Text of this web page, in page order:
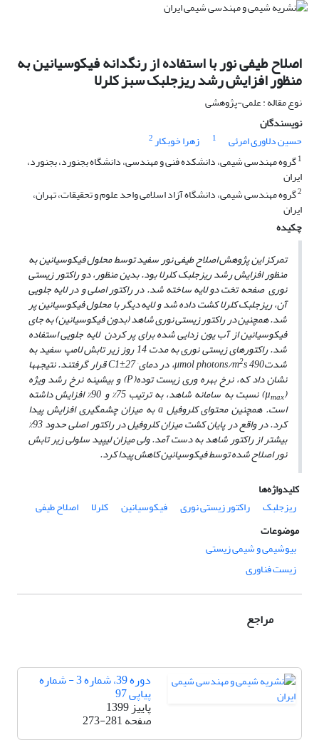
اصلاح طیفی نور با استفاده از رنگدانه فیکوسیانین به
منظور افزایش رشد ریزجلبک سبز کلرلا
نوع مقاله : علمی-پژوهشی
نویسندگان
حسین دلاوری امرئی
1 زهرا خوبکار2
1گروه مهندسی شیمی، دانشکده فنی و مهندسی، دانشگاه بجنورد، بجنورد،
ایران
2گروه مهندسی شیمی، دانشگاه آزاد اسلامی واحد علوم و تحقیقات، تهران،
ایران
چکیده
تمرکز این پژوهش اصلاح طیفی نور سفید توسط محلول فیکوسیانین به
منظور افزایش رشد ریزجلبک کلرلا بود.بدین منظور، دو راکتور زیستی
نوری صفحه تخت دو لایه ساخته شد. در راکتور اصلی و در لایه جلویی
آن، ریزجلبک کلرلا کشت داده شد و لایه دیگر با محلول فیکوسیانین پر
شد. همچنین در راکتور زیستی نوری شاهد (بدون فیکوسیانین)به جای
فیکوسیانین از آب یون زدایی شده برای پر کردن لایه جلویی استفاده
شد. راکتورهای زیستی نوری به مدت 14 روز زیر تابش لامپ سفید به
شدت μ­mol photons/m2s490، در دمای °C
1± 27 قرار گرفتند. نتیجه­ها
نشان داد که، نرخ بهره وریزیست توده(P) و بیشینه نرخ رشد ویژه
(
µmax
) نسبت به سامانه شاهد، به ترتیب 75% و 90% افزایش داشته
است. همچنینمحتوای کلروفیلaبه میزان چشمگیری افزایش پیدا
کرد. در واقع در پایان کشت میزان کلروفیل در راکتور اصلی حدود 93%
بیش­تر از راکتور شاهد به دست آمد. ولی میزان لیپید سلولی زیر تابش
نور اصلاح شده توسط فیکوسیانین کاهش پیدا کرد.
کلیدواژه‌ها
ریزجلبک
راکتور زیستی نوری فیکوسیانین کلرلا
اصلاح طیفی
موضوعات
بیوشیمی و شیمی زیستی
زیست فناوری
مراجع
دوره 39، شماره 3 - شماره
پیاپی 97
پاییز 1399
صفحه273-281